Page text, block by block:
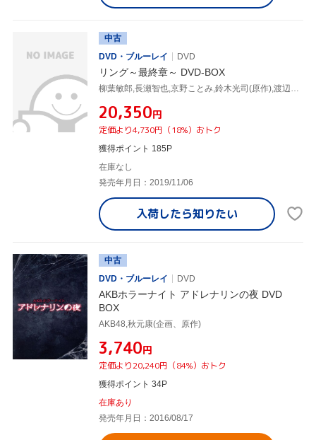
中古
DVD・ブルーレイ
DVD
リング～最終章～ DVD-BOX
¥20,350円
定価より4,730円（18%）おトク
獲得ポイント 185P
在庫なし
発売年月日：2019/11/06
入荷したら知りたい
中古
DVD・ブルーレイ
DVD
AKBホラーナイト アドレナリンの夜 DVD
BOX
AKB48,秋元康(企画、原作)
¥3,740円
定価より20,240円（84%）おトク
獲得ポイント 34P
在庫あり
発売年月日：2016/08/17